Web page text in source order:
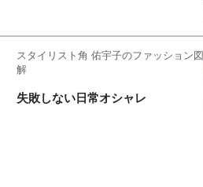
スタイリスト角 佑宇子のファッション図
解
失敗しない日常オシャレ